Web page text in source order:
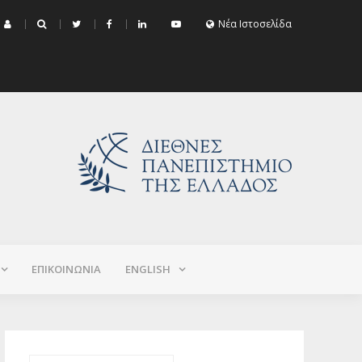
Εξεταστικής Σεπτεμβρίου 2026 (Χειμερινό+Εαρινό 2025-2026)
Νέα Ιστοσελίδα
ΕΠΙΚΟΙΝΩΝΙΑ ΕNGLISH